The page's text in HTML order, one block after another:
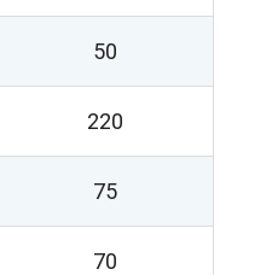
50
220
75
70